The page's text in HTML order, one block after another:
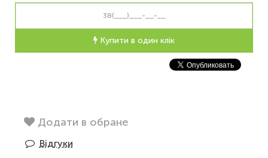
Купити в один клік
Додати в обране
Відгуки